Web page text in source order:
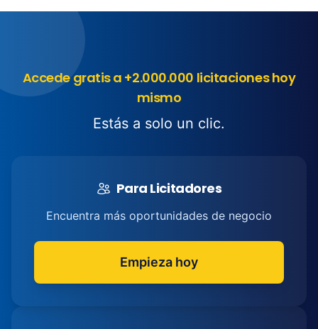
Accede gratis a +2.000.000 licitaciones hoy
mismo
Estás a solo un clic.
Para Licitadores
Encuentra más oportunidades de negocio
Empieza hoy